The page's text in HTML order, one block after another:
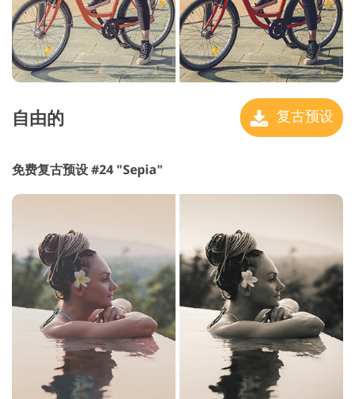
自由的 复古预设
免费复古预设 #24 "Sepia"